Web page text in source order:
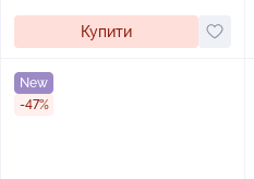
Купити
New
-47%